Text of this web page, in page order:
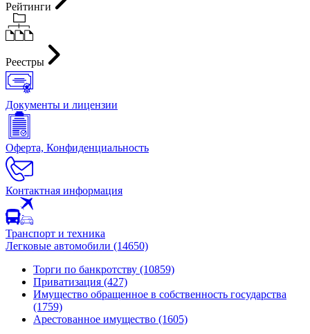
Рейтинги
Реестры
Документы и лицензии
Оферта, Конфиденциальность
Контактная информация
Транспорт и техника
Легковые автомобили (14650)
Торги по банкротству (10859)
Приватизация (427)
Имущество обращенное в собственность государства
(1759)
Арестованное имущество (1605)